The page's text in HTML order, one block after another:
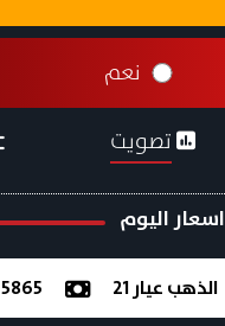
نعم
تصويت
اسعار اليوم
الذهب عيار 21 5865 جنيه مصري